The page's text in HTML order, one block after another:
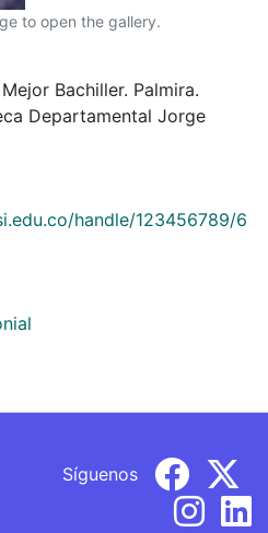
to open the gallery.
Bachiller. Palmira.
Departamental Jorge
handle/123456789/6
Síguenos